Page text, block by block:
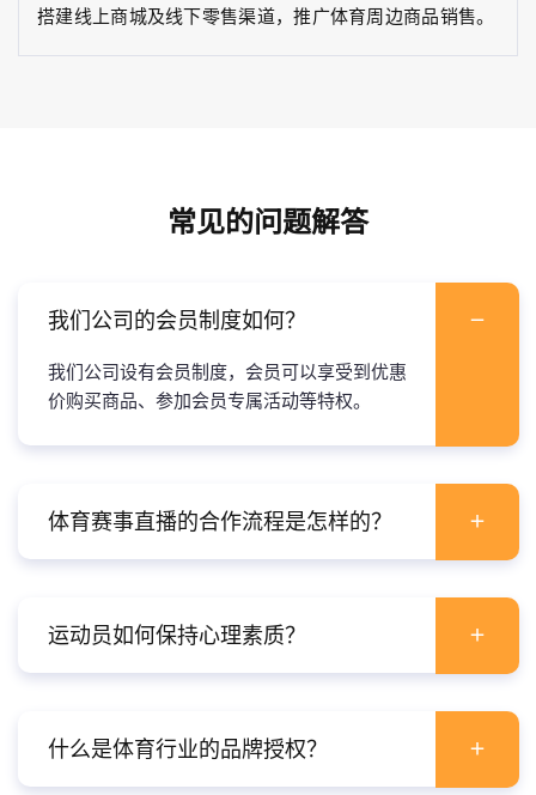
搭建线上商城及线下零售渠道，推广体育周边商品销售。
常见的问题解答
我们公司的会员制度如何？
我们公司设有会员制度，会员可以享受到优惠
价购买商品、参加会员专属活动等特权。
体育赛事直播的合作流程是怎样的？
运动员如何保持心理素质？
什么是体育行业的品牌授权？